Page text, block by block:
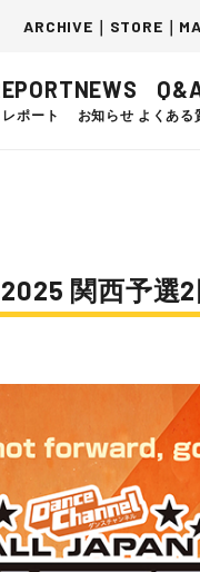
ARCHIVE ｜ STORE ｜
レポート
NEWS
お知らせ よくある
2025 関西予選